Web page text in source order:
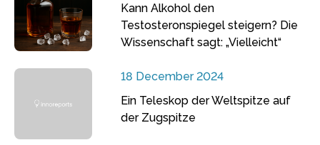
Kann Alkohol den
Testosteronspiegel steigern? Die
Wissenschaft sagt: „Vielleicht“
18 December 2024
Ein Teleskop der Weltspitze auf
der Zugspitze